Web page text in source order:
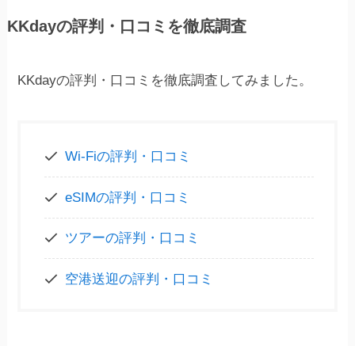
KKdayの評判・口コミを徹底調査
KKdayの評判・口コミを徹底調査してみました。
Wi-Fiの評判・口コミ
eSIMの評判・口コミ
ツアーの評判・口コミ
空港送迎の評判・口コミ